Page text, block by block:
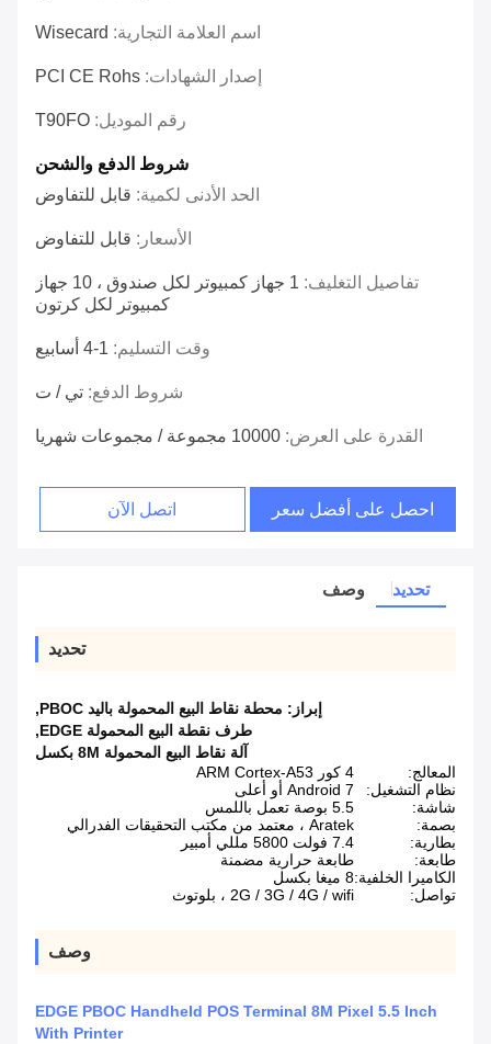
اسم العلامة التجارية: Wisecard
إصدار الشهادات: PCI CE Rohs
رقم الموديل: T90FO
شروط الدفع والشحن
الحد الأدنى لكمية: قابل للتفاوض
الأسعار: قابل للتفاوض
تفاصيل التغليف:
1 جهاز كمبيوتر لكل صندوق ، 10 جهاز
كمبيوتر لكل كرتون
وقت التسليم: 1-4 أسابيع
شروط الدفع: تي / ت
القدرة على العرض: 10000 مجموعة / مجموعات شهريا
احصل على أفضل سعر اتصل الآن
تحديد وصف
تحديد
إبراز: محطة نقاط البيع المحمولة باليد PBOC
,
طرف نقطة البيع المحمولة EDGE
,
آلة نقاط البيع المحمولة 8M بكسل
المعالج:
4 كور ARM Cortex-A53
نظام التشغيل:
Android 7 أو أعلى
شاشة:
5.5 بوصة تعمل باللمس
بصمة:
Aratek ، معتمد من مكتب التحقيقات الفدرالي
بطارية:
7.4 فولت 5800 مللي أمبير
طابعة:
طابعة حرارية مضمنة
الكاميرا الخلفية:8 ميغا بكسل
تواصل:
2G / 3G / 4G / wifi ، بلوتوث
وصف
EDGE PBOC Handheld POS Terminal 8M Pixel 5.5 Inch
With Printer